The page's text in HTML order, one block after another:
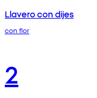
Llavero con dijes
con flor
2